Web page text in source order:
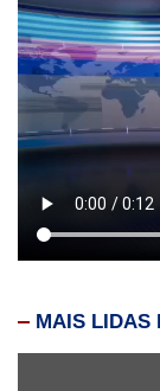
MAIS LIDAS